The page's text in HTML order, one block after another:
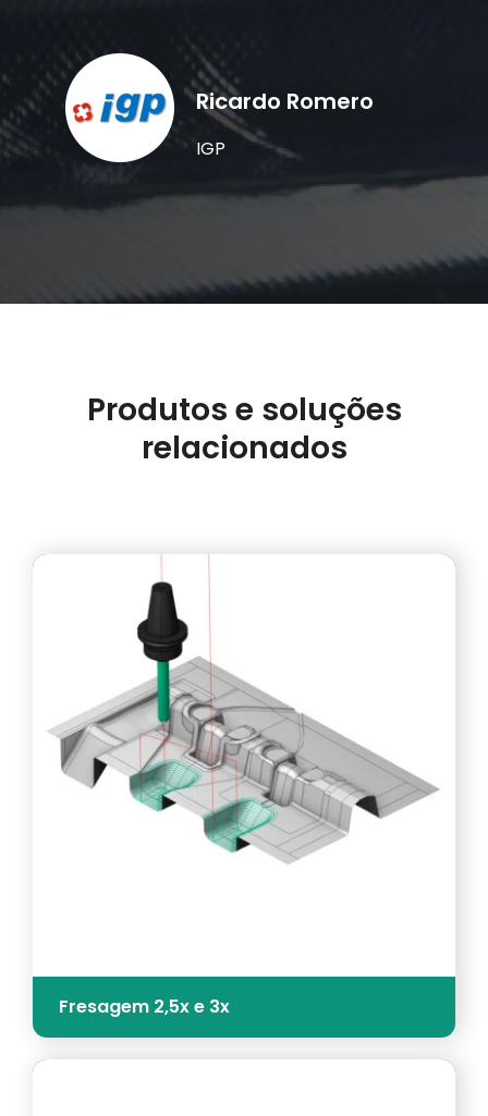
Ricardo Romero
IGP
Produtos e soluções
relacionados
Fresagem 2,5x e 3x